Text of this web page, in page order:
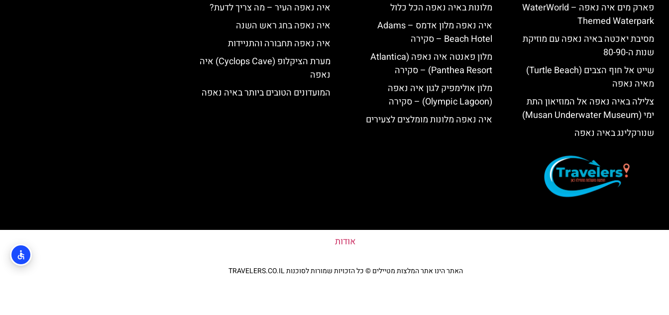
פארק מים איה נאפה – ‪‪WaterWorld
Themed Waterpark‬‬
מסיבת יאכטה באיה נאפה עם מוזיקת
שנות ה-80-90
שייט אל חוף הצבים (Turtle Beach)
מאיה נאפה
צלילה באיה נאפה אל המוזיאון התת
ימי (Musan Underwater Museum)
שנורקלינג באיה נאפה
מלונות באיה נאפה הכל כלול
איה נאפה מלון אדמס – Adams
Beach Hotel – סקירה
מלון פאנטה איה נאפה (Atlantica
Panthea Resort) – סקירה
מלון אולימפיק לגון איה נאפה
(Olympic Lagoon) – סקירה
איה נאפה מלונות מומלצים לצעירים
איה נאפה העיר – מה צריך לדעת?
איה נאפה בחג ראש השנה
איה נאפה תחבורה והתניידות
מערת הציקלופ (Cyclops Cave) איה
נאפה
המועדונים הטובים ביותר באיה נאפה
אודות
האתר הינו אתר המלצות מטיילים © כל הזכויות שמורות לסוכנות TRAVELERS.CO.IL